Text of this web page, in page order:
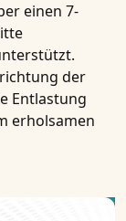
einen 7-
der
Entlastung
erholsamen